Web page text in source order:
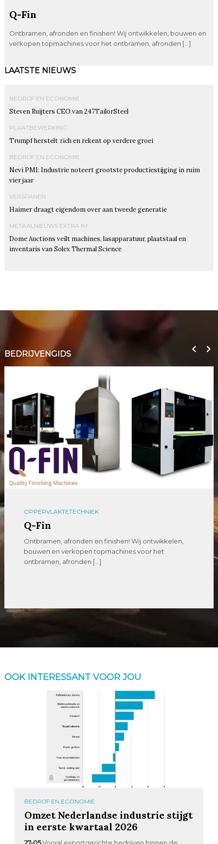
Q-Fin
Ontbramen, afronden en finishen! Wij ontwikkelen, bouwen en
verkopen topmachines voor het ontbramen, afronden […]
LAATSTE NIEUWS
BEDRIJF EN ECONOMIE
Steven Ruijters CEO van 247TailorSteel
PLAATBEWERKING
Trumpf herstelt zich en rekent op verdere groei
BEDRIJF EN ECONOMIE
Nevi PMI: Industrie noteert grootste productiestijging in ruim
vier jaar
VERSPANEN
Haimer draagt eigendom over aan tweede generatie
METAALNIEUWS EXTRA IM
Dome Auctions veilt machines, lasapparatuur, plaatstaal en
inventaris van Solex Thermal Science
BEDRIJVENGIDS
OPPERVLAKTETECHNIEK
Q-Fin
Ontbramen, afronden en finishen! Wij ontwikkelen,
bouwen en verkopen topmachines voor het
ontbramen, afronden […]
OOK INTERESSANT VOOR JOU
BEDRIJF EN ECONOMIE
Omzet Nederlandse industrie stijgt
in eerste kwartaal 2026